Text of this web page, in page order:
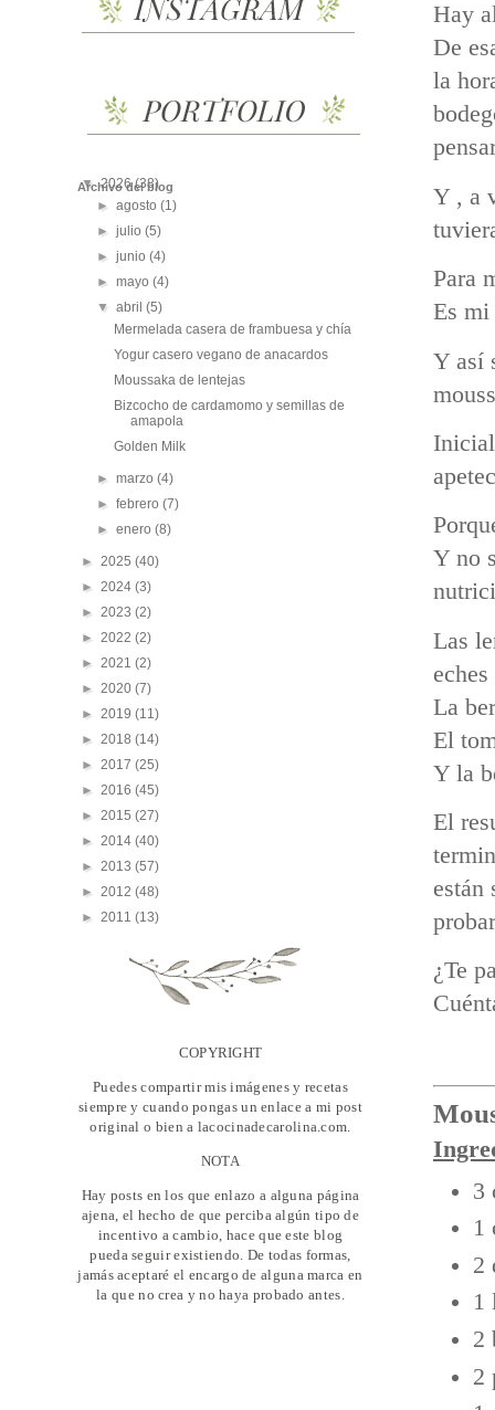
Hay
De
la
Y , a
Para
Es mi
Y así
Y no
Las
La
El
Y la
El
están
¿Te
3
1
2
1
2
2
Archivo del blog
▼2026(38)
►agosto(1)
►julio(5)
►junio(4)
►mayo(4)
▼abril(5)
Mermelada casera de frambuesa y chía
Yogur casero vegano de anacardos
Moussaka de lentejas
Bizcocho de cardamomo y semillas de
amapola
Golden Milk
►marzo(4)
►febrero(7)
►enero(8)
► 2025 (40)
► 2024 (3)
► 2023 (2)
► 2022 (2)
► 2021 (2)
► 2020 (7)
► 2019 (11)
► 2018 (14)
► 2017 (25)
► 2016 (45)
► 2015 (27)
► 2014 (40)
► 2013 (57)
► 2012 (48)
► 2011 (13)
COPYRIGHT
Puedes compartir mis imágenes y recetas
siempre y cuando pongas un enlace a mi post
original o bien a lacocinadecarolina.com.
NOTA
Hay posts en los que enlazo a alguna página
ajena, el hecho de que perciba algún tipo de
incentivo a cambio, hace que este blog
pueda seguir existiendo. De todas formas,
jamás aceptaré el encargo de alguna marca en
la que no crea y no haya probado antes.